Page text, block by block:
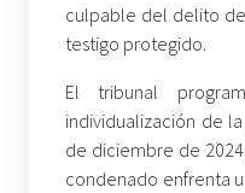
culpable del delito
testigo protegido.
El tribunal
individualización de
de diciembre de
condenado enfrenta